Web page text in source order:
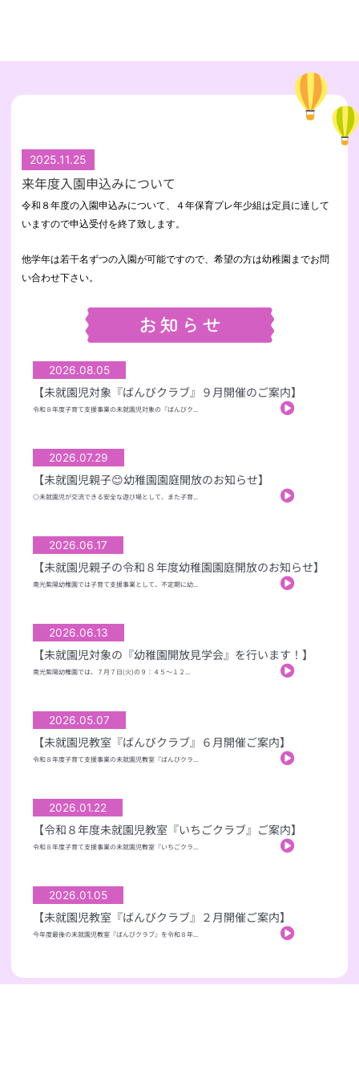
2025.11.25
来年度入園申込みについて
令和８年度の入園申込みについて、４年保育プレ年少組は定員に達して
いますので申込受付を終了致します。
他学年は若干名ずつの入園が可能ですので、希望の方は幼稚園までお問
い合わせ下さい。
2026.08.05
【未就園児対象『ばんびクラブ』９月開催のご案内】
令和８年度子育て支援事業の未就園児対象の『ばんびク...
2026.07.29
【未就園児親子😊幼稚園園庭開放のお知らせ】
◎未就園児が交流できる安全な遊び場として、また子育...
2026.06.17
【未就園児親子の令和８年度幼稚園園庭開放のお知らせ】
南光紫陽幼稚園では子育て支援事業として、不定期に幼...
2026.06.13
【未就園児対象の『幼稚園開放見学会』を行います！】
南光紫陽幼稚園では、７月７日(火)の９：４５～１２...
2026.05.07
【未就園児教室『ばんびクラブ』６月開催ご案内】
令和８年度子育て支援事業の未就園児教室『ばんびクラ...
2026.01.22
【令和８年度未就園児教室『いちごクラブ』ご案内】
令和８年度子育て支援事業の未就園児教室『いちごクラ...
2026.01.05
【未就園児教室『ばんびクラブ』２月開催ご案内】
今年度最後の未就園児教室『ばんびクラブ』を令和８年...